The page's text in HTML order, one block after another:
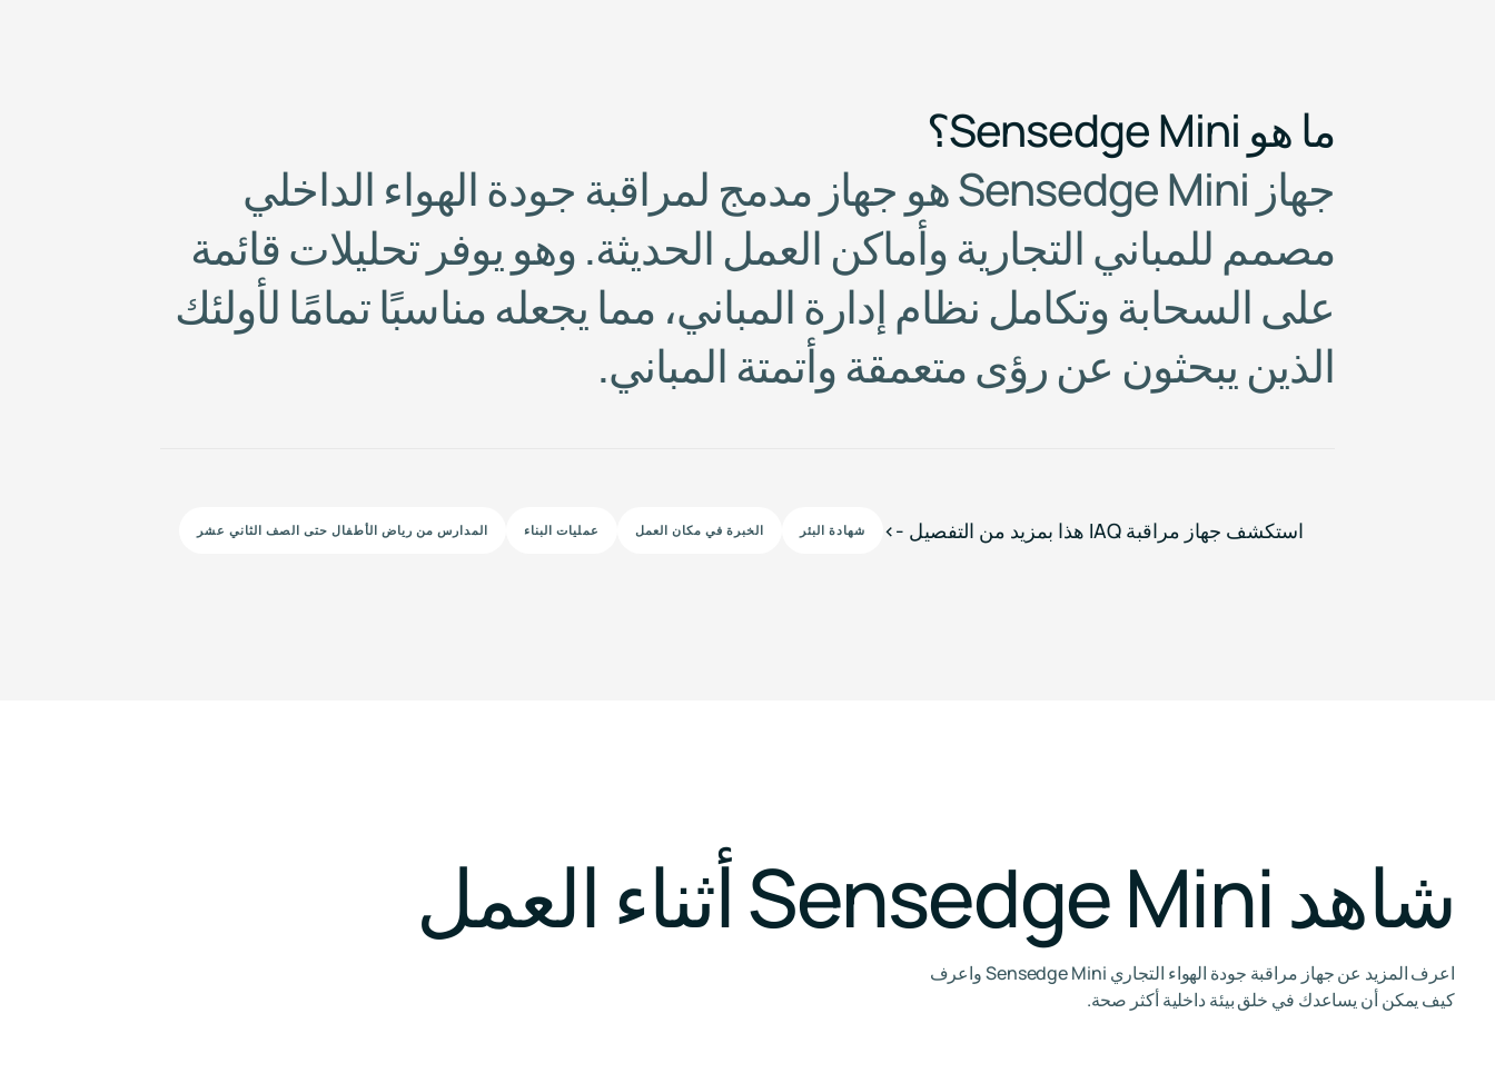
ما هو Sensedge Mini؟
جهاز SensedgeMini هو جهاز مدمج لمر اقبة جودة الهواء الداخلي
مصمم للمباني التجار يةوأماكن العمل الحديثة. وهو يوفر تحليلتقائمة
على السحابةوتكامل نظام إدار ة المباني، مما يجعلهمناسباتماما لأولئك
الذين يبحثون عن ر ؤىمتعمقةوأتمتة المباني.
استكشف جهاز مراقبة IAQ هذا بمزيد من التفصيل -> شهادة البئر الخبرة في مكان العمل عمليات البناء المدارس من رياض الأطفال حتى الصف الثاني عشر
شاهد Sensedge Mini أثناء العمل
اعرف المزيد عن جهاز مراقبة جودة الهواء التجاري Sensedge Mini واعرف
كيف يمكن أن يساعدك في خلق بيئة داخلية أكثر صحة.